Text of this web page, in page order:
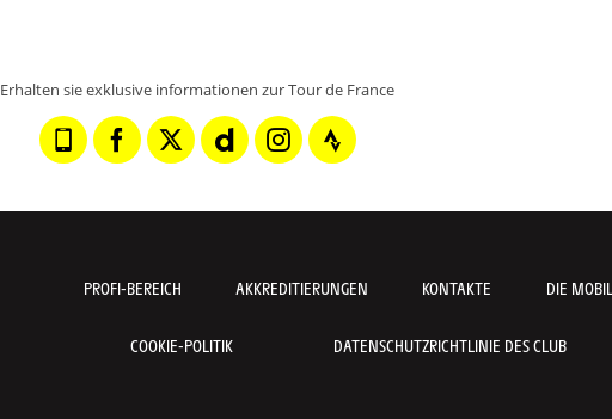
Erhalten sie exklusive informationen zur Tour de France
PROFI-BEREICH AKKREDITIERUNGEN KONTAKTE DIE
COOKIE-POLITIK DATENSCHUTZRICHTLINIE DES CLUB